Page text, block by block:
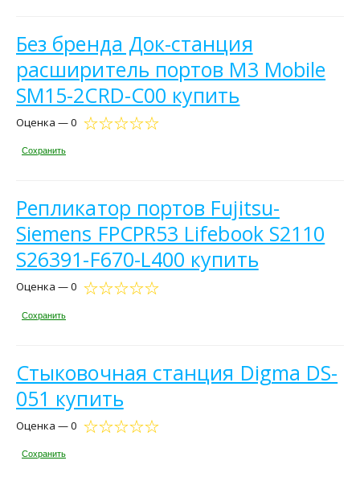
Без бренда Док-станция
расширитель портов M3 Mobile
SM15-2CRD-C00 купить
Оценка — 0
Сохранить
Репликатор портов Fujitsu-
Siemens FPCPR53 Lifebook S2110
S26391-F670-L400 купить
Оценка — 0
Сохранить
Стыковочная станция Digma DS-
051 купить
Оценка — 0
Сохранить